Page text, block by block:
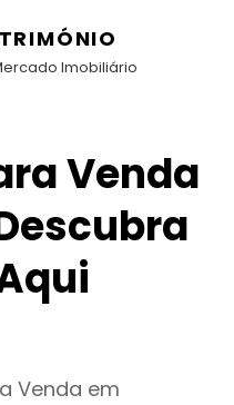
Imobiliário
Venda
Venda em